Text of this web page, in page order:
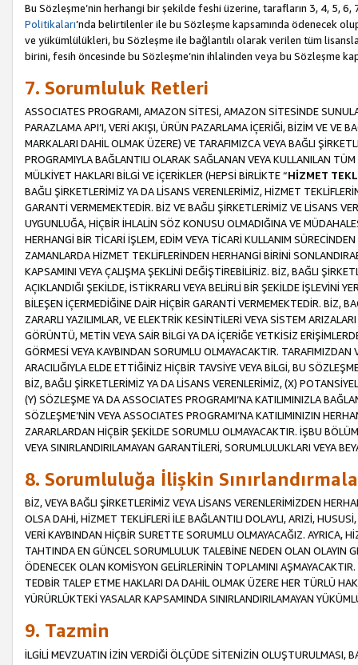
Bu Sözleşme’nin herhangi bir şekilde feshi üzerine, tarafların 3, 4, 5,
Politikaları’nda belirtilenler ile bu Sözleşme kapsamında ödenecek
ve yükümlülükleri, bu Sözleşme ile bağlantılı olarak verilen tüm
birini, fesih öncesinde bu Sözleşme’nin ihlalinden veya bu Sözleşme
7. Sorumluluk Retleri
ASSOCIATES PROGRAMI, AMAZON SİTESİ, AMAZON SİTESİNDE
PARAZLAMA API’I, VERİ AKIŞI, ÜRÜN PAZARLAMA İÇERİĞİ, BİZİM VE VE
MARKALARI DAHİL OLMAK ÜZERE) VE TARAFIMIZCA VEYA BAĞLI
PROGRAMIYLA BAĞLANTILI OLARAK SAĞLANAN VEYA KULLANILAN
MÜLKİYET HAKLARI BİLGİ VE İÇERİKLER (HEPSİ BİRLİKTE “HİZMET
BAĞLI ŞİRKETLERİMİZ YA DA LİSANS VERENLERİMİZ, HİZMET
GARANTİ VERMEMEKTEDİR. BİZ VE BAĞLI ŞİRKETLERİMİZ VE LİSANS
UYGUNLUĞA, HİÇBİR İHLALİN SÖZ KONUSU OLMADIĞINA VE
HERHANGİ BİR TİCARİ İŞLEM, EDİM VEYA TİCARİ KULLANIM
ZAMANLARDA HİZMET TEKLİFLERİNDEN HERHANGİ BİRİNİ
KAPSAMINI VEYA ÇALIŞMA ŞEKLİNİ DEĞİŞTİREBİLİRİZ. BİZ, BAĞLI
AÇIKLANDIĞI ŞEKİLDE, İSTİKRARLI VEYA BELİRLİ BİR ŞEKİLDE İŞLEVİNİ
BİLEŞEN İÇERMEDİĞİNE DAİR HİÇBİR GARANTİ VERMEMEKTEDİR. BİZ,
ZARARLI YAZILIMLAR, VE ELEKTRİK KESİNTİLERİ VEYA SİSTEM
GÖRÜNTÜ, METİN VEYA SAİR BİLGİ YA DA İÇERİĞE YETKİSİZ
GÖRMESİ VEYA KAYBINDAN SORUMLU OLMAYACAKTIR.
ARACILIĞIYLA ELDE ETTİĞİNİZ HİÇBİR TAVSİYE VEYA BİLGİ, BU
BİZ, BAĞLI ŞİRKETLERİMİZ YA DA LİSANS VERENLERİMİZ, (X)
(Y) SÖZLEŞME YA DA ASSOCIATES PROGRAMI’NA KATILIMINIZLA
SÖZLEŞME’NİN VEYA ASSOCIATES PROGRAMI’NA KATILIMINIZIN
ZARARLARDAN HİÇBİR ŞEKİLDE SORUMLU OLMAYACAKTIR. İŞBU
VEYA SINIRLANDIRILAMAYAN GARANTİLERİ, SORUMLULUKLARI VEYA
8. Sorumluluğa İlişkin
BİZ, VEYA BAĞLI ŞİRKETLERİMİZ VEYA LİSANS VERENLERİMİZDEN
OLSA DAHİ, HİZMET TEKLİFLERİ İLE BAĞLANTILI DOLAYLI, ARIZİ,
VERİ KAYBINDAN HİÇBİR SURETTE SORUMLU OLMAYACAĞIZ. AYRICA,
TAHTINDA EN GÜNCEL SORUMLULUK TALEBİNE NEDEN OLAN OLAYIN
ÖDENECEK OLAN KOMİSYON GELİRLERİNİN TOPLAMINI
TEDBİR TALEP ETME HAKLARI DA DAHİL OLMAK ÜZERE HER TÜRLÜ
YÜRÜRLÜKTEKİ YASALAR KAPSAMINDA SINIRLANDIRILAMAYAN
9. Tazmin
İLGİLİ MEVZUATIN İZİN VERDİĞİ ÖLÇÜDE SİTENİZİN OLUŞTURULMASI,